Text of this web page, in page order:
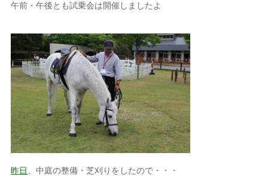
午前・午後とも試乗会は開催しましたよ
昨日 、中庭の整備・芝刈りをしたので・・・